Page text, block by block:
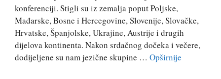
konferenciji. Stigli su iz zemalja poput Poljske,
Mađarske, Bosne i Hercegovine, Slovenije, Slovačke,
Hrvatske, Španjolske, Ukrajine, Austrije i drugih
dijelova kontinenta. Nakon srdačnog dočeka i večere,
dodijeljene su nam jezične skupine … Opširnije